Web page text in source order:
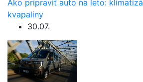
Ako pripraviť auto na leto:
kvapaliny
30.07.